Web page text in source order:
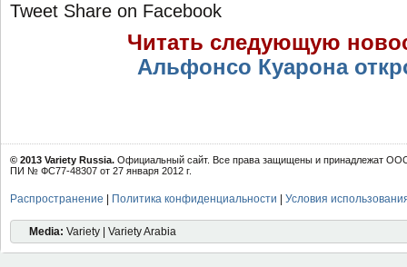
Tweet Share on Facebook
Читать следующую
Альфонсо Куарона
© 2013 Variety Russia. Официальный сайт. Все права защищены и принадлежат
ПИ № ФС77-48307 от 27 января 2012 г.
Распространение Политика конфиденциальности Условия
Media: Variety | Variety Arabia